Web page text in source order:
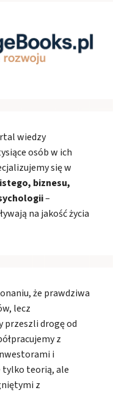
wiedzy
osób w ich
się w
biznesu,
–
na jakość życia
że prawdziwa
lecz
przeszli drogę od
z
i
tylko teorią, ale
z